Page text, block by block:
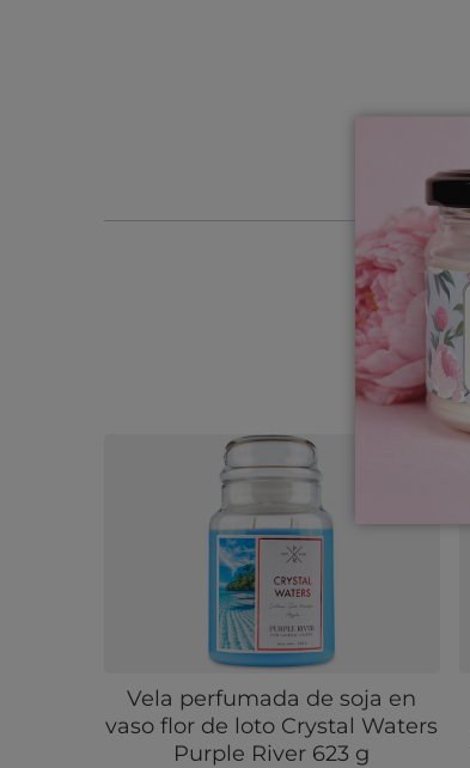
Vela perfumada de soja en
vaso flor de loto Crystal Waters
Purple River 623 g